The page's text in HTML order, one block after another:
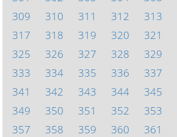
309
310 311 312 313
317
318 319 320 321
325
326 327 328 329
333
334 335 336 337
341
342 343 344 345
349
350 351 352 353
357
358 359 360 361